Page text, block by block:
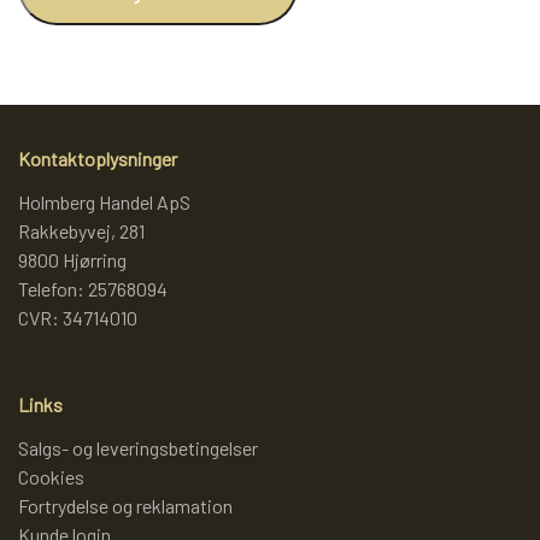
Kontaktoplysninger
Holmberg Handel ApS
Rakkebyvej, 281
9800 Hjørring
Telefon: 25768094
CVR: 34714010
Links
Salgs- og leveringsbetingelser
Cookies
Fortrydelse og reklamation
Kunde login